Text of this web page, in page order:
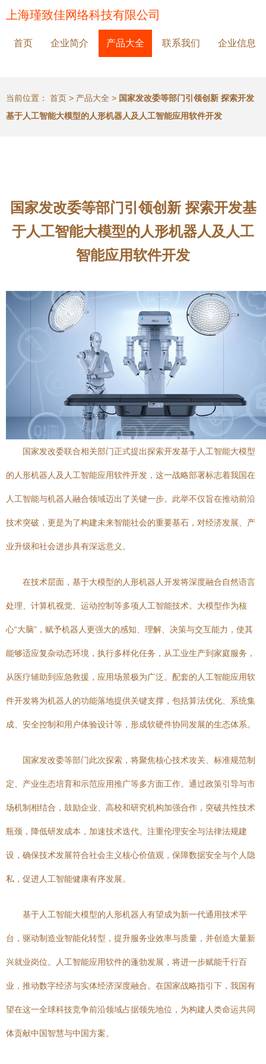
上海瑾致佳网络科技有限公司
首页 企业简介 产品大全 联系我们 企业信息
当前位置： 首页 > 产品大全 > 国家发改委等部门引领创新 探索开发
基于人工智能大模型的人形机器人及人工智能应用软件开发
国家发改委等部门引领创新 探索开发基
于人工智能大模型的人形机器人及人工
智能应用软件开发
国家发改委联合相关部门正式提出探索开发基于人工智能大模型
的人形机器人及人工智能应用软件开发，这一战略部署标志着我国在
人工智能与机器人融合领域迈出了关键一步。此举不仅旨在推动前沿
技术突破，更是为了构建未来智能社会的重要基石，对经济发展、产
业升级和社会进步具有深远意义。
在技术层面，基于大模型的人形机器人开发将深度融合自然语言
处理、计算机视觉、运动控制等多项人工智能技术。大模型作为核
心“大脑”，赋予机器人更强大的感知、理解、决策与交互能力，使其
能够适应复杂动态环境，执行多样化任务，从工业生产到家庭服务，
从医疗辅助到应急救援，应用场景极为广泛。配套的人工智能应用软
件开发将为机器人的功能落地提供关键支撑，包括算法优化、系统集
成、安全控制和用户体验设计等，形成软硬件协同发展的生态体系。
国家发改委等部门此次探索，将聚焦核心技术攻关、标准规范制
定、产业生态培育和示范应用推广等多方面工作。通过政策引导与市
场机制相结合，鼓励企业、高校和研究机构加强合作，突破共性技术
瓶颈，降低研发成本，加速技术迭代。注重伦理安全与法律法规建
设，确保技术发展符合社会主义核心价值观，保障数据安全与个人隐
私，促进人工智能健康有序发展。
基于人工智能大模型的人形机器人有望成为新一代通用技术平
台，驱动制造业智能化转型，提升服务业效率与质量，并创造大量新
兴就业岗位。人工智能应用软件的蓬勃发展，将进一步赋能千行百
业，推动数字经济与实体经济深度融合。在国家战略指引下，我国有
望在这一全球科技竞争前沿领域占据领先地位，为构建人类命运共同
体贡献中国智慧与中国方案。